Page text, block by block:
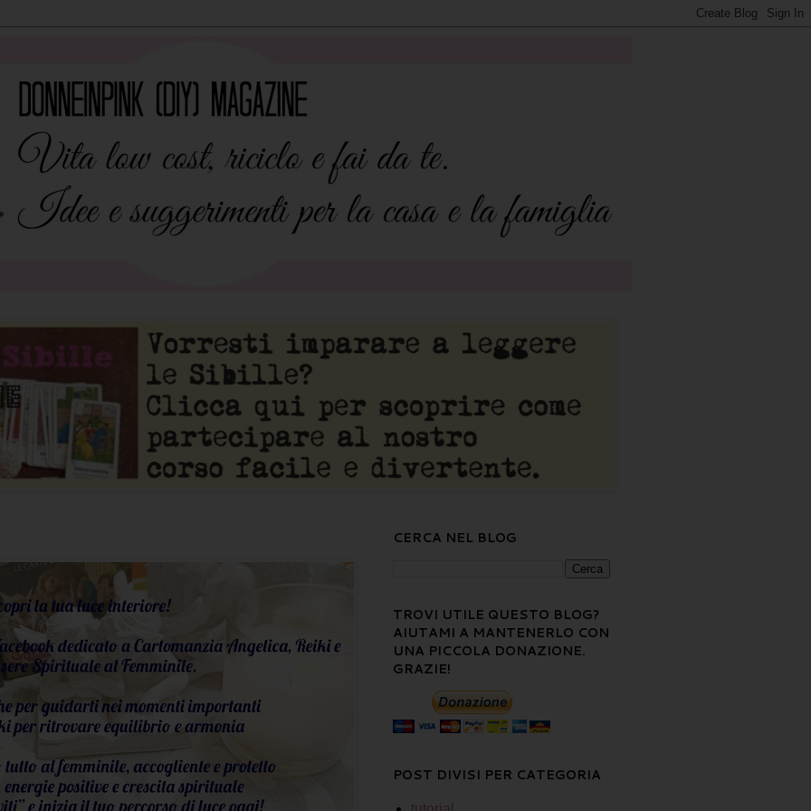
CERCA NEL BLOG
TROVI UTILE QUESTO BLOG?
AIUTAMI A MANTENERLO CON
UNA PICCOLA DONAZIONE.
GRAZIE!
POST DIVISI PER CATEGORIA